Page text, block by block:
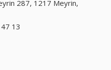
287, 1217 Meyrin,
13